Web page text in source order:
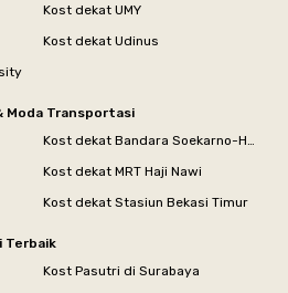
Kost dekat UMY
Kost dekat Udinus
Moda Transportasi
Kost dekat MRT Haji Nawi
Kost dekat Stasiun Bekasi Timur
Terbaik
Kost Pasutri di Surabaya